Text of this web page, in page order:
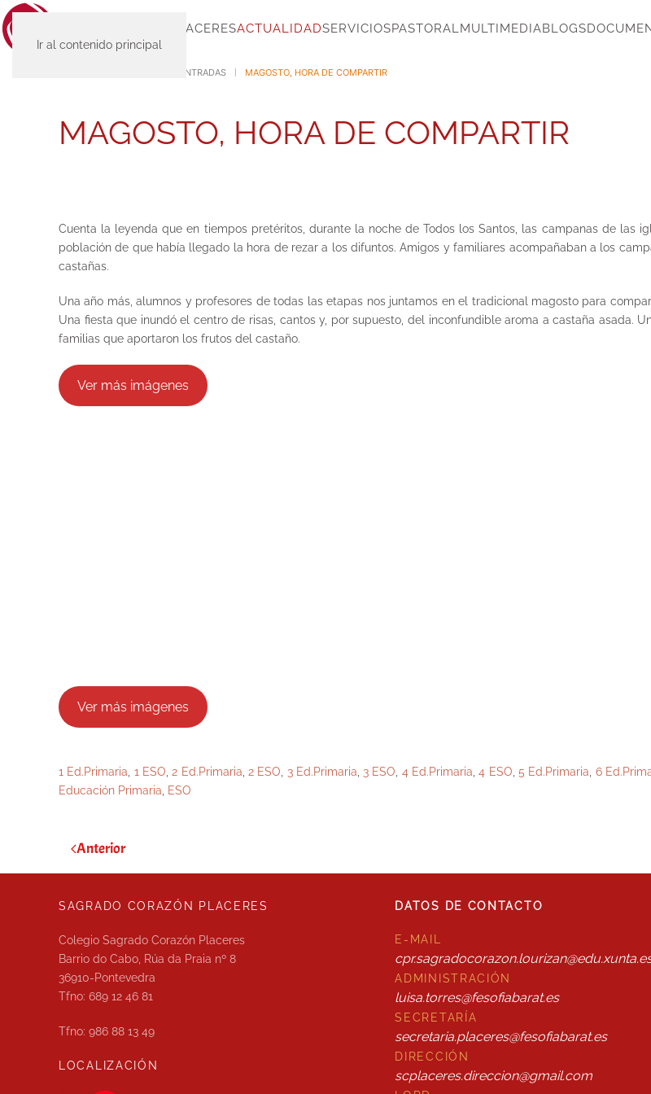
Ir al contenido principal
SC-PLACERESACTUALIDADSERVICIOSPASTORAL MULTIMEDIABLOGS
ENTRADAS MAGOSTO, HORA DE COMPARTIR
MAGOSTO, HORA DE COMPARTIR
Cuenta la leyenda que en tiempos pretéritos, durante la noche de Todos los Santos, las campanas de las
población de que había llegado la hora de rezar a los difuntos. Amigos y familiares acompañaban a los
castañas.
Una año más, alumnos y profesores de todas las etapas nos juntamos en el tradicional magosto para
Una fiesta que inundó el centro de risas, cantos y, por supuesto, del inconfundible aroma a castaña asada.
familias que aportaron los frutos del castaño.
Ver más imágenes
Ver más imágenes
1 Ed.Primaria 1 ESO 2 Ed.Primaria 2 ESO 3 Ed.Primaria 3 ESO 4 Ed.Primaria ,4 ESO 5 Ed.Primaria 6
Educación Primaria
ESO
Anterior
SAGRADO CORAZÓN PLACERES
Colegio Sagrado Corazón Placeres
Barrio do Cabo, Rúa da Praia nº 8
36910-Pontevedra
Tfno: 689 12 46 81
Tfno: 986 88 13 49
LOCALIZACIÓN
DATOS DE CONTACTO
E-MAIL
ADMINISTRACIÓN
luisa.torres@fesofiabarat.es
SECRETARÍA
secretaria.placeres@fesofiabarat.es
DIRECCIÓN
scplaceres.direccion@gmail.com